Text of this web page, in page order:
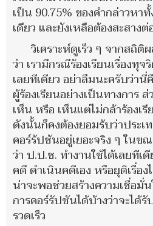
เป็น 90.75% ของคำกล่าวหา
เดียว และยังเหลือต้องสะสางต่
วิเคราะห์ดูเร็ว ๆ จากสถิ
ว่า เรามีกรณีร้องเรียนเรื่องทุ
เลยทีเดียว อย่าลืมนะครับว่า
ผู้ร้องเรียนอย่างเป็นทางการ
เห็น หรือ เห็นแต่ไม่กล้าร้องเ
ดังนั้นก็คงต้องยอมรับว่าประเ
คอร์รัปชันอยู่เยอะจริง ๆ ในข
ว่า ป.ป.ช. ทำงานใช้ได้เลยทีเ
คดี ดำเนินคดีเอง หรือยุติเรื่อ
น่าจะพอช่วยสร้างความเชื่อมั่
การคอร์รัปชันได้บ้างว่าจะได้
รวดเร็ว